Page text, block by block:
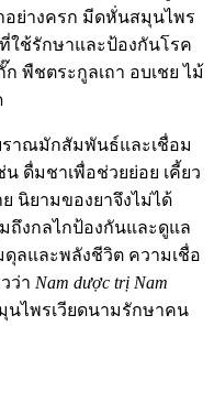
อย่างครก มีดหั่นสมุนไพร
ใช้รักษาและป้องกันโรค
พืชตระกูลเถา อบเชย ไม้
มักสัมพันธ์และเชื่อม
ดื่มชาเพื่อช่วยย่อย เคี้ยว
นิยามของยาจึงไม่ได้
ถึงกลไกป้องกันและดูแล
ลและพลังชีวิต ความเชื่อ
ว่า Nam dược trị Nam
นไพรเวียดนามรักษาคน